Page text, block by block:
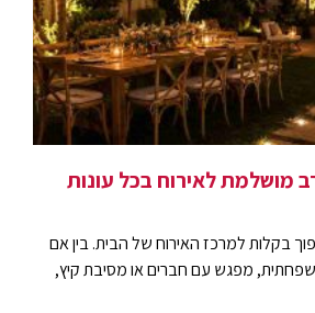
מושלמת לאירוח בכל עונות
בקלות למרכז האירוח של הבית. בין אם
מפגש עם חברים או מסיבת קיץ,